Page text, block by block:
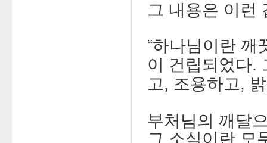
그 내용은 이런
“하나님이란 깨
이 건립되었다.
고, 조용하고,
부처님의 깨달
그 소식이란 모